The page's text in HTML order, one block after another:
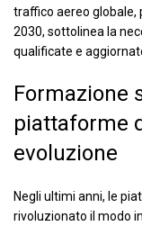
traffico aereo globale,
2030, sottolinea la
qualificate e
Formazione
piattaforme
evoluzione
Negli ultimi anni, le
rivoluzionato il modo